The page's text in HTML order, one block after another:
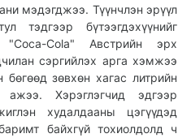
мэдэгджээ. Түүнчлэн эрүүл
тэдгээр бүтээгдэхүүнийг
"Coca-Cola" Австрийн эрх
сэргийлэх арга хэмжээ
бөгөөд зөвхөн хагас литрийн
Хэрэглэгчид эдгээр
худалдааны цэгүүдэд
байхгүй тохиолдолд ч